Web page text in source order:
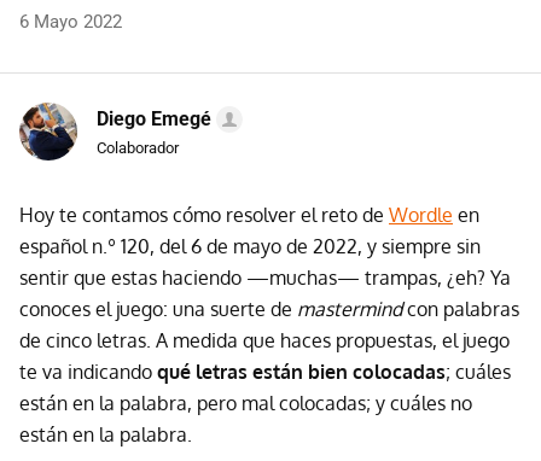
6 Mayo 2022
Diego Emegé
Colaborador
Hoy te contamos cómo resolver el reto de Wordle en
español n.º 120, del 6 de mayo de 2022, y siempre sin
sentir que estas haciendo —muchas— trampas, ¿eh? Ya
conoces el juego: una suerte de mastermindcon palabras
de cinco letras. A medida que haces propuestas, el juego
te va indicando qué letras están bien colocadas; cuáles
están en la palabra, pero mal colocadas; y cuáles no
están en la palabra.